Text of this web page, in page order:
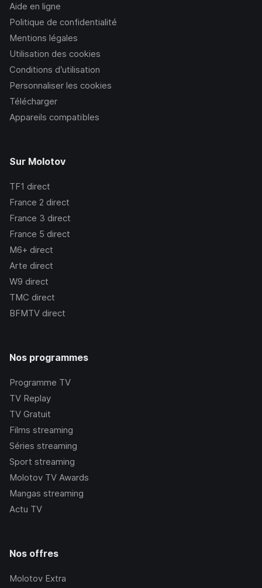
Aide en ligne
Politique de confidentialité
Mentions légales
Utilisation des cookies
Conditions d’utilisation
Personnaliser les cookies
Télécharger
Appareils compatibles
Sur Molotov
TF1 direct
France 2 direct
France 3 direct
France 5 direct
M6+ direct
Arte direct
W9 direct
TMC direct
BFMTV direct
Nos programmes
Programme TV
TV Replay
TV Gratuit
Films streaming
Séries streaming
Sport streaming
Molotov TV Awards
Mangas streaming
Actu TV
Nos offres
Molotov Extra